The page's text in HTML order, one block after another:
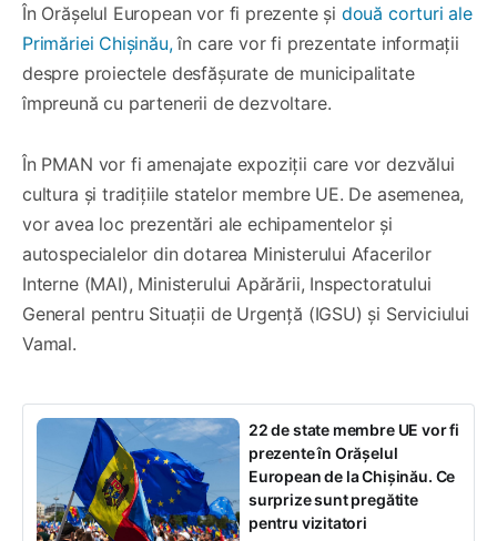
În Orășelul European vor fi prezente și două corturi ale
Primăriei Chișinău,în care vor fi prezentate informații
despre proiectele desfășurate de municipalitate
împreună cu partenerii de dezvoltare.
În PMAN vor fi amenajate expoziții care vor dezvălui
cultura și tradițiile statelor membre UE. De asemenea,
vor avea loc prezentări ale echipamentelor și
autospecialelor din dotarea Ministerului Afacerilor
Interne (MAI), Ministerului Apărării, Inspectoratului
General pentru Situații de Urgență (IGSU) și Serviciului
Vamal.
22 de state membre UE vor fi
prezente în Orășelul
European de la Chișinău. Ce
surprize sunt pregătite
pentru vizitatori